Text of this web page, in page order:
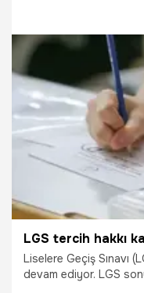
Cuma günü
sonra tercihler
2024 LGS tercihleri
açıklandıktan sonra
26.06.2024 Gündem
Liselere Geçiş Sınavı
devam ediyor. LGS